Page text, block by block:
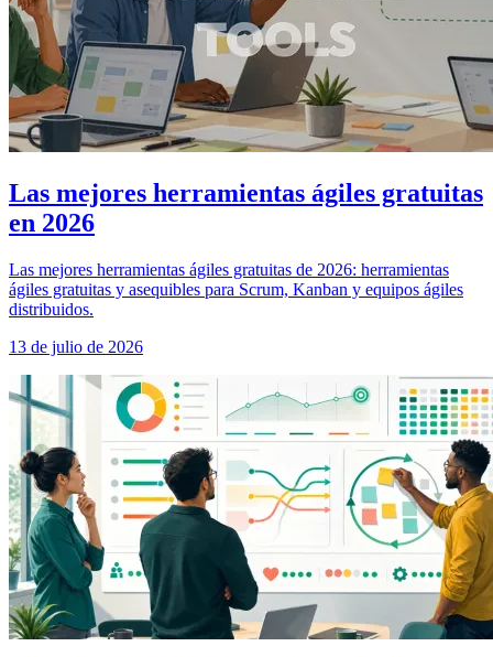
Las mejores herramientas ágiles gratuitas
en 2026
Las mejores herramientas ágiles gratuitas de 2026: herramientas
ágiles gratuitas y asequibles para Scrum, Kanban y equipos ágiles
distribuidos.
13 de julio de 2026